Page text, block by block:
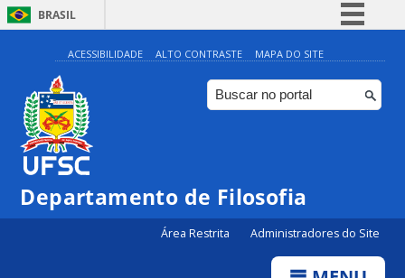
BRASIL
Simplifique!
Comunica BR
Participe
Canais
ACESSIBILIDADE ALTO CONTRASTE MAPA DO SITE
Departamento de Filosofia
Área Restrita Administradores do Site